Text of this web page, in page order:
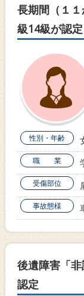
長期間（１
級14級が認
性別・年齢
職 業
受傷部位
事故態様
後遺障害「非
認定